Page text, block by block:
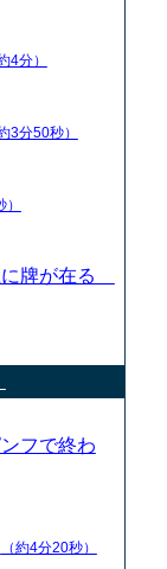
4分）
3分50秒）
に牌が在る
フで終わ
（約4分20秒）